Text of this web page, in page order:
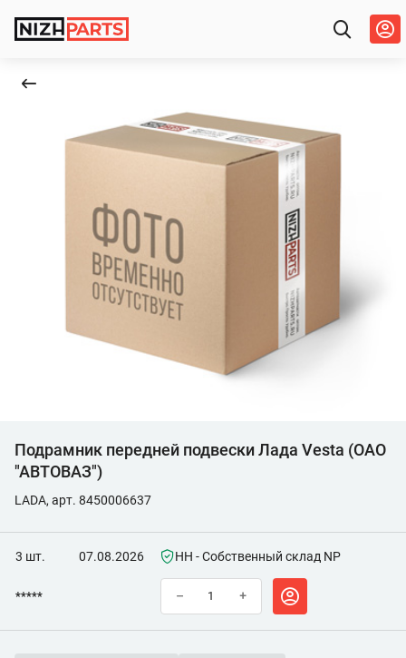
Подрамник передней подвески Лада Vesta (ОАО
"АВТОВАЗ")
LADA, арт. 8450006637
3 шт. 07.08.2026 НН - Собственный склад NP
***** – +